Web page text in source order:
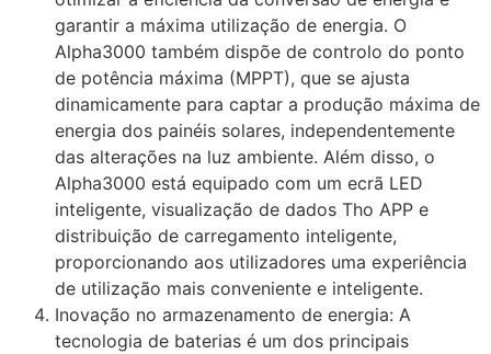
garantir a máxima utilização de energia. O
Alpha3000 também dispõe de controlo do ponto
de potência máxima (MPPT), que se ajusta
dinamicamente para captar a produção máxima de
energia dos painéis solares, independentemente
das alterações na luz ambiente. Além disso, o
Alpha3000 está equipado com um ecrã LED
inteligente, visualização de dados Tho APP e
distribuição de carregamento inteligente,
proporcionando aos utilizadores uma experiência
de utilização mais conveniente e inteligente.
Inovação no armazenamento de energia: A
tecnologia de baterias é um dos principais